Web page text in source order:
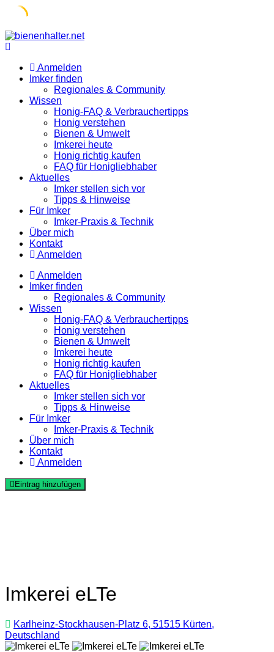
Skip
to
Anmelden
Imker finden
Regionales & Community
Wissen
Honig-FAQ & Verbrauchertipps
Honig verstehen
Bienen & Umwelt
Imkerei heute
Honig richtig kaufen
FAQ für Honigliebhaber
Aktuelles
Imker stellen sich vor
Tipps & Hinweise
Für Imker
Imker-Praxis & Technik
Über mich
Kontakt
Anmelden
Anmelden
Imker finden
Regionales & Community
Wissen
Honig-FAQ & Verbrauchertipps
Honig verstehen
Bienen & Umwelt
Imkerei heute
Honig richtig kaufen
FAQ für Honigliebhaber
Aktuelles
Imker stellen sich vor
Tipps & Hinweise
Für Imker
Imker-Praxis & Technik
Über mich
Kontakt
Anmelden
Eintrag hinzufügen
Imkerei eLTe
Karlheinz-Stockhausen-Platz 6, 51515 Kürten,
Deutschland